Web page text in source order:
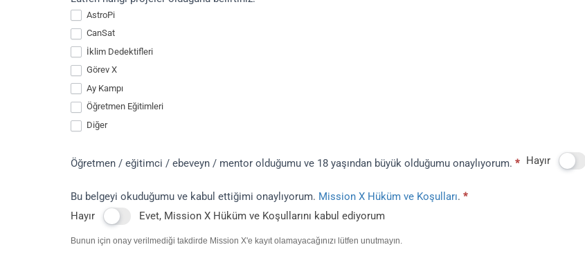
AstroPi
CanSat
İklim Dedektifleri
Görev X
Ay Kampı
Öğretmen Eğitimleri
Diğer
Öğretmen / eğitimci / ebeveyn / mentor olduğumu ve 18 yaşından büyük olduğumu onaylıyorum. * Hayır
Bu belgeyi okuduğumu ve kabul ettiğimi onaylıyorum. Mission X Hüküm ve Koşulları. *
Hayır
Evet, Mission X Hüküm ve Koşullarını kabul ediyorum
Bunun için onay verilmediği takdirde Mission X'e kayıt olamayacağınızı lütfen unutmayın.